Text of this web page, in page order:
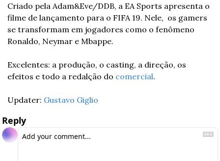
Criado pela Adam&Eve/DDB, a EA Sports apresenta o
filme de lançamento para o FIFA 19. Nele,  os gamers
se transformam em jogadores como o fenômeno
Ronaldo, Neymar e Mbappe.
Excelentes: a produção, o casting, a direção, os
efeitos e todo a redalção do comercial.
Updater: Gustavo Giglio
Reply